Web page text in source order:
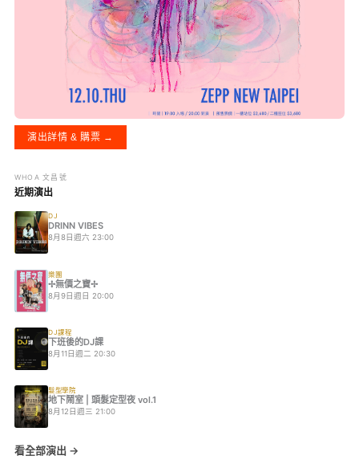
演出詳情 & 購票 →
WHOA 文昌號
近期演出
DJ
DRINN VIBES
8月8日週六 23:00
樂團
✢無價之寶✢
8月9日週日 20:00
DJ課程
下班後的DJ課
8月11日週二 20:30
髮型學院
地下鬧室 | 頭髮定型夜 vol.1
8月12日週三 21:00
看全部演出 →